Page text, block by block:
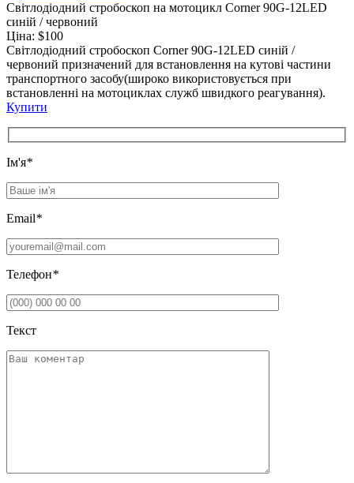
Світлодіодний стробоскоп на мотоцикл Corner 90G-12LED
синій / червоний
Ціна: $100
Світлодіодний стробоскоп Corner 90G-12LED синій /
червоний призначений для встановлення на кутові частини
транспортного засобу(широко використовується при
встановленні на мотоциклах служб швидкого реагування).
Купити
Iм'я*
Email*
Телефон*
Текст